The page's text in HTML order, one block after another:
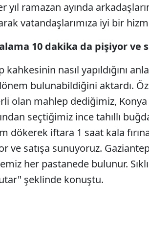
yıl ramazan ayında
vatandaşlarımıza iyi bir
10 dakika da pişiyor ve
kahkesinin nasıl yapıldığını
bulunabildiğini aktardı.
olan mahlep dediğimiz, Konya
seçtiğimiz ince tahıllı
dökerek iftara 1 saat kala
ve satışa sunuyoruz.
her pastanede bulunur.
şeklinde konuştu.